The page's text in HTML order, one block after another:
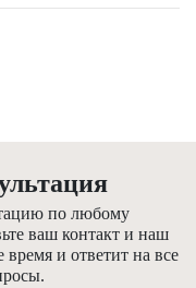
по любому
ваш контакт и наш
и ответит на все